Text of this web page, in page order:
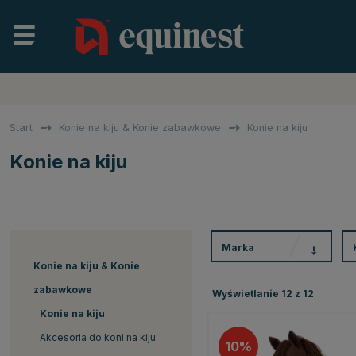
Start Konie na kiju & Konie zabawkowe Konie na kiju
Konie na kiju
Konie na kiju & Konie
zabawkowe
Konie na kiju
Akcesoria do koni na kiju
Marka
Wyświetlanie 12 z 12
10